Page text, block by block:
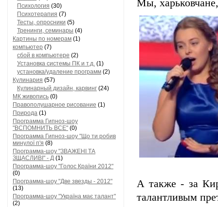
Психология (30)
Психотерапия (7)
Тесты, опросники (5)
Тренинги, семинары (4)
Картины по номерам (1)
компьютер (7)
сбой в компьютере (2)
Установка системы ПК и т.д. (1)
установка/удаление программ (2)
Кулинария (57)
Кулинарный дизайн, карвинг (24)
МК живопись (0)
Правополушарное рисование (1)
Природа (1)
Программа Гипноз-шоу
"ВСПОМНИТЬ ВСЕ" (0)
Программа Гипноз-шоу "Що ти робив
минулої п'я (8)
Программа-шоу "ЗВАЖЕНІ ТА
ЗЩАСЛИВІ" - Д (1)
Программа-шоу "Голос Країни 2012"
(0)
Программа-шоу "Две звезды - 2012"
(13)
Программа-шоу "Україна має талант"
(2)
Мы,
А также - за
талантливым